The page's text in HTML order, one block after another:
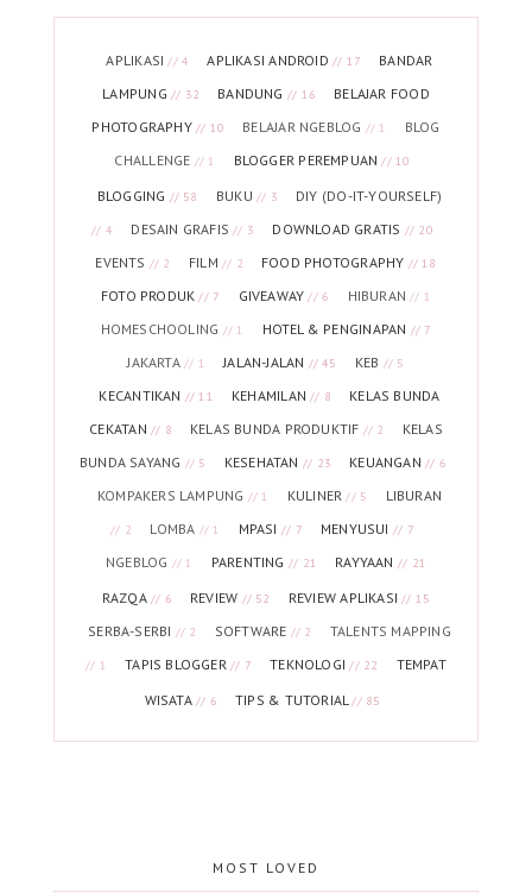
APLIKASI// 4 APLIKASI ANDROID // 17
BANDAR
LAMPUNG // 32 BANDUNG // 16
BELAJAR FOOD
PHOTOGRAPHY // 10 BELAJAR NGEBLOG // 1
BLOG
CHALLENGE // 1 BLOGGER PEREMPUAN// 10
BLOGGING // 58 BUKU // 3 DIY (DO-IT-YOURSELF)
// 4 DESAIN GRAFIS// 3 DOWNLOAD GRATIS // 20
EVENTS // 2 FILM // 2 FOOD PHOTOGRAPHY // 18
FOTO PRODUK// 7 GIVEAWAY// 6 HIBURAN// 1
HOMESCHOOLING // 1 HOTEL & PENGINAPAN // 7
JAKARTA// 1 JALAN-JALAN // 45 KEB // 5
KECANTIKAN // 11 KEHAMILAN// 8
KELAS BUNDA
CEKATAN // 8 KELAS BUNDA PRODUKTIF // 2
KELAS
BUNDA SAYANG // 5 KESEHATAN // 23 KEUANGAN// 6
KOMPAKERS LAMPUNG // 1 KULINER// 5 LIBURAN
// 2 LOMBA // 1 MPASI // 7 MENYUSUI // 7
NGEBLOG // 1 PARENTING // 21 RAYYAAN // 21
RAZQA // 6 REVIEW // 52 REVIEW APLIKASI// 15
SERBA-SERBI // 2 SOFTWARE // 2 TALENTS MAPPING
// 1 TAPIS BLOGGER// 7 TEKNOLOGI// 22
TEMPAT
WISATA // 6 TIPS & TUTORIAL// 85
MOST LOVED